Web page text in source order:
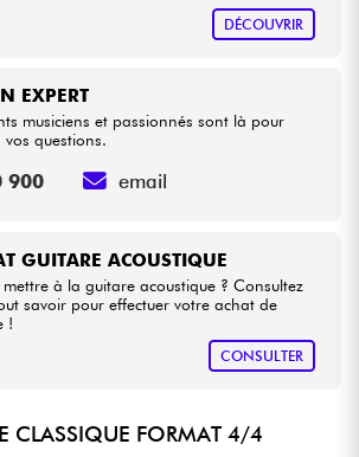
PARISDÉCOUVRIR
GUITARE ACOUSTIQUE
mettre à la guitare acoustique ? Consultez
savoir pour effectuer votre achat de
!
CONSULTER
EXPERT
musiciens et passionnés sont là pour
questions.
900 email
CLASSIQUE FORMAT 4/4